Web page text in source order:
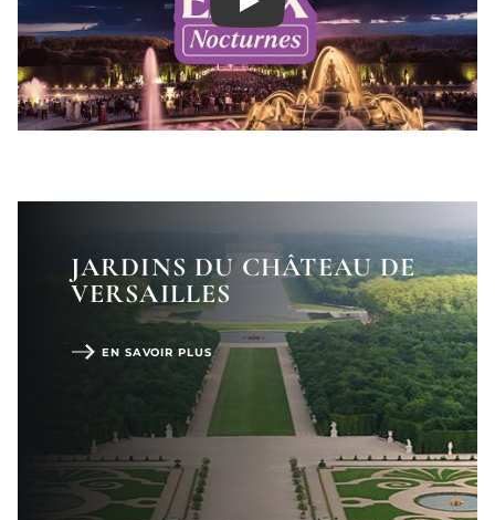
Play
JARDINS DU CHÂTEAU DE
VERSAILLES
EN SAVOIR PLUS